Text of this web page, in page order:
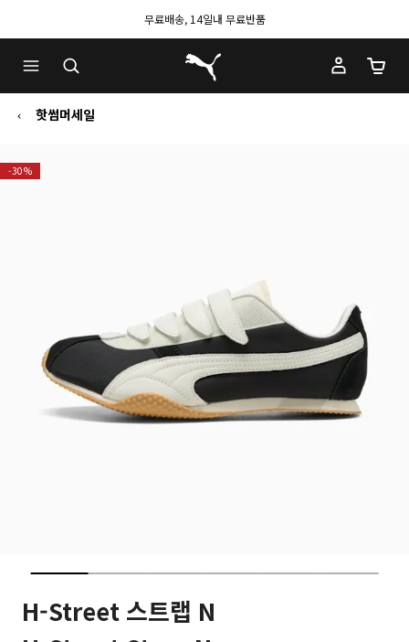
무료배송, 14일내 무료반품
푸마 홈
장바
핫썸머세일
-30%
H-Street 스트랩 N